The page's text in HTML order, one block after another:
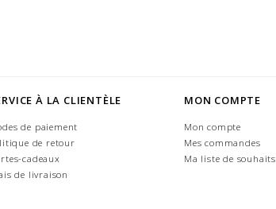
À LA CLIENTÈLE
de paiement
de retour
cadeaux
de livraison
MON COMPTE
Mon compte
Mes commandes
Ma liste de souhaits